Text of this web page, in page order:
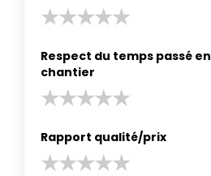
Respect du temps passé en
chantier
Rapport qualité/prix